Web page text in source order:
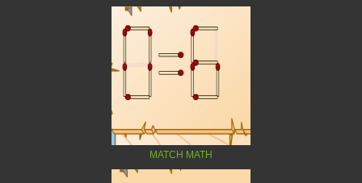
MATCH MATH